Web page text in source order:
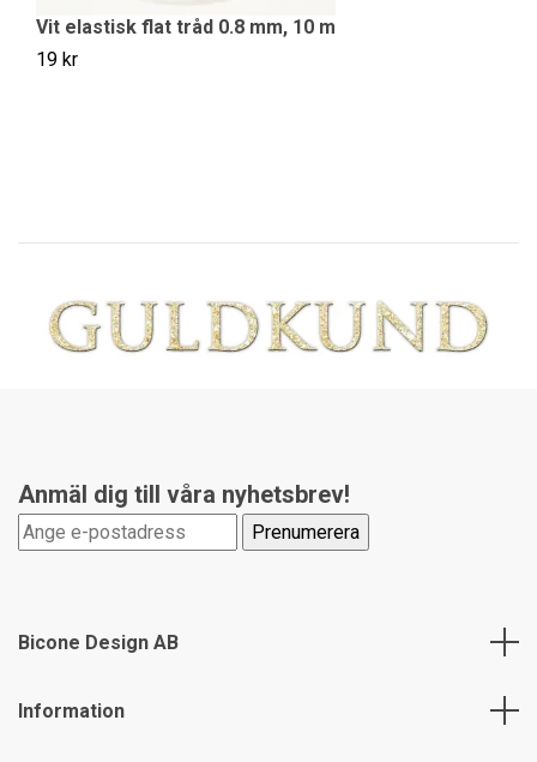
Vit elastisk flat tråd 0.8 mm, 10 m
19 kr
Anmäl dig till våra nyhetsbrev!
Bicone Design AB
Information